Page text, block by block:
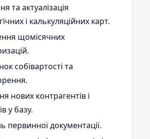
та актуалізація
і калькуляційних карт.
щомісячних
собівартості та
нових контрагентів і
у базу.
первинної документації.